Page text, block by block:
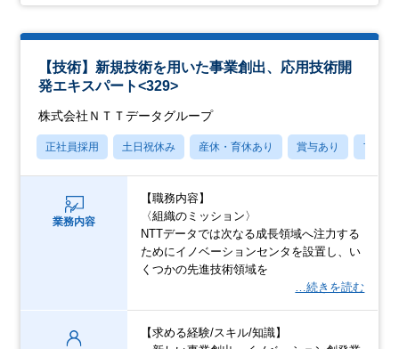
【技術】新規技術を用いた事業創出、応用技術開
発エキスパート<329>
株式会社ＮＴＴデータグループ
正社員採用 土日祝休み 産休・育休あり 賞与あり フレッ
業務内容
【職務内容】
〈組織のミッション〉
NTTデータでは次なる成長領域へ注力する
ためにイノベーションセンタを設置し、い
くつかの先進技術領域を
…続きを読む
【求める経験/スキル/知識】